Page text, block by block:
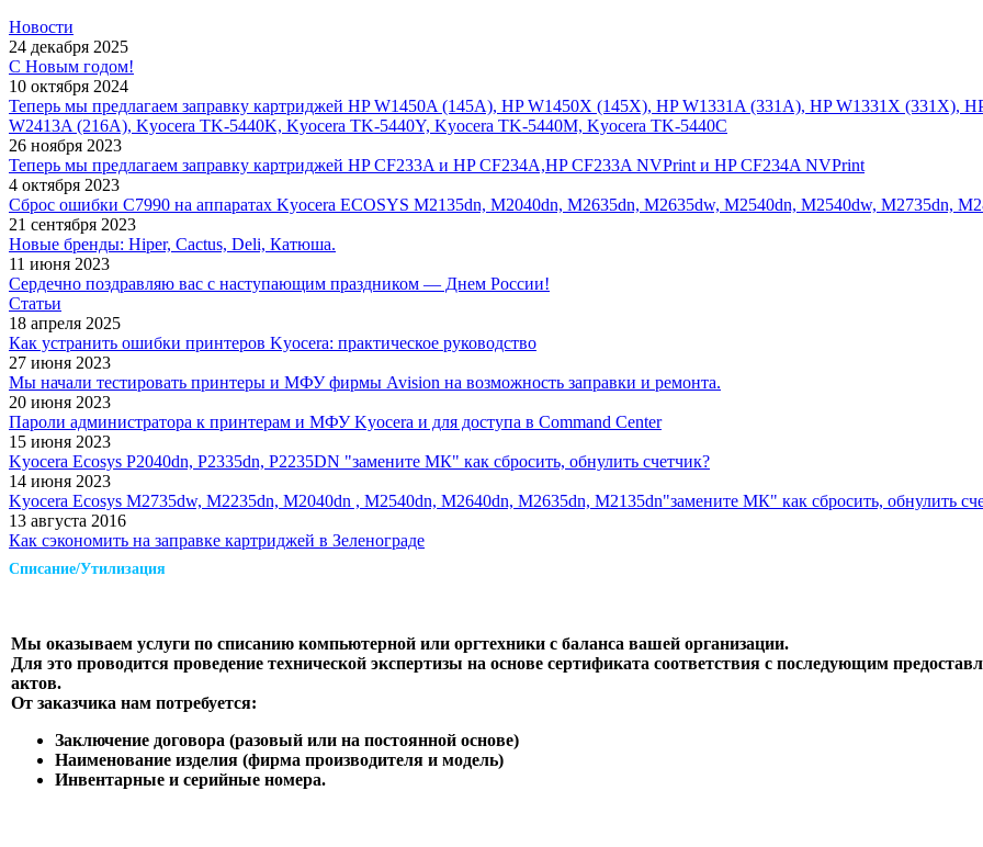
Новости
24 декабря 2025
С Новым годом!
10 октября 2024
Теперь мы предлагаем заправку картриджей HP W1450A (145A), HP W1450X (145X), HP W1331A (331A), HP W1331X (331X),
W2413A (216A), Kyocera TK-5440K, Kyocera TK-5440Y, Kyocera TK-5440M, Kyocera TK-5440C
26 ноября 2023
Теперь мы предлагаем заправку картриджей HP CF233A и HP CF234A,HP CF233A NVPrint и HP CF234A NVPrint
4 октября 2023
Сброс ошибки С7990 на аппаратах Kyocera ECOSYS M2135dn, M2040dn, M2635dn, M2635dw, M2540dn, M2540dw, M2735dn,
21 сентября 2023
Новые бренды: Hiper, Cactus, Deli, Катюша.
11 июня 2023
Сердечно поздравляю вас с наступающим праздником — Днем России!
Статьи
18 апреля 2025
Как устранить ошибки принтеров Kyocera: практическое руководство
27 июня 2023
Мы начали тестировать принтеры и МФУ фирмы Avision на возможность заправки и ремонта.
20 июня 2023
Пароли администратора к принтерам и МФУ Kyocera и для доступа в Command Center
15 июня 2023
Kyocera Ecosys P2040dn, P2335dn, P2235DN "замените МК" как сбросить, обнулить счетчик?
14 июня 2023
Kyocera Ecosys M2735dw, M2235dn, M2040dn , M2540dn, M2640dn, M2635dn, M2135dn"замените МК" как сбросить, обнулить
13 августа 2016
Как сэкономить на заправке картриджей в Зеленограде
Списание/Утилизация
Мы оказываем услуги по списанию компьютерной или оргтехники с баланса вашей организации.
Для это проводится проведение технической экспертизы на основе сертификата соответствия с последующим
актов.
От заказчика нам потребуется:
Заключение договора (разовый или на постоянной основе)
Наименование изделия (фирма производителя и модель)
Инвентарные и серийные номера.